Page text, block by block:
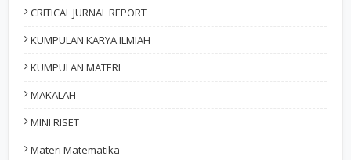
CRITICAL JURNAL REPORT
KUMPULAN KARYA ILMIAH
KUMPULAN MATERI
MAKALAH
MINI RISET
Materi Matematika